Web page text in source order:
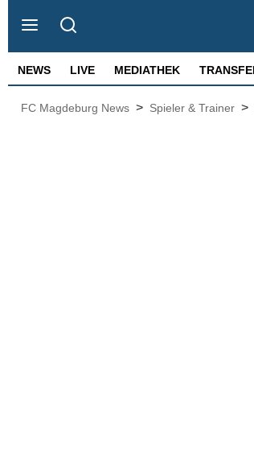
NEWS LIVE MEDIATHEK
FC Magdeburg News > Spieler & Trainer >